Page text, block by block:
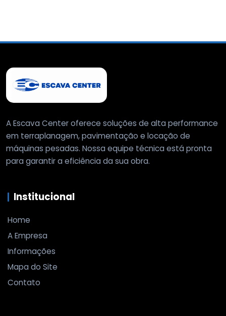
A Escava Center oferece soluções de alta performance
em terraplanagem, pavimentação e locação de
máquinas pesadas. Nossa equipe técnica está pronta
para garantir a eficiência da sua obra.
Institucional
Home
A Empresa
Informações
Mapa do Site
Contato